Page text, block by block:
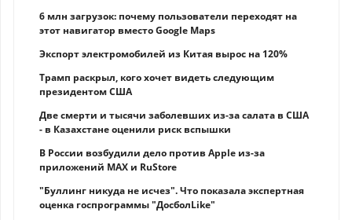
6 млн загрузок: почему пользователи переходят на
этот навигатор вместо Google Maps
Экспорт электромобилей из Китая вырос на 120%
Трамп раскрыл, кого хочет видеть следующим
президентом США
Две смерти и тысячи заболевших из-за салата в США
- в Казахстане оценили риск вспышки
В России возбудили дело против Apple из-за
приложений MAX и RuStore
"Буллинг никуда не исчез". Что показала экспертная
оценка госпрограммы "ДосболLike"